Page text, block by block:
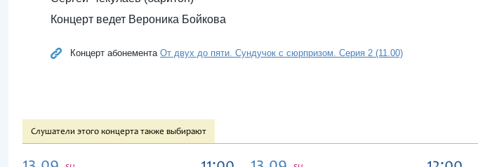
Концерт ведет Вероника Бойкова
Концерт абонемента От двух до пяти. Сундучок с сюрпризом. Серия 2 (11.00)
Слушатели этого концерта также выбирают